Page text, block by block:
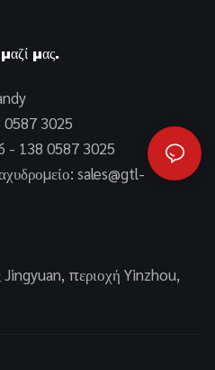
μας.
3025
- 138 0587 3025
sales@gtl-
περιοχή Yinzhou,